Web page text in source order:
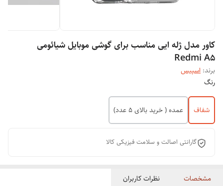
کاور مدل ژله ایی مناسب برای گوشی موبایل شیائومی
Redmi A5
برند: اسپیس
رنگ
شفاف عمده ( خرید بالای 5 عدد)
گارانتی اصالت و سلامت فیزیکی کالا
مشخصات نظرات کاربران